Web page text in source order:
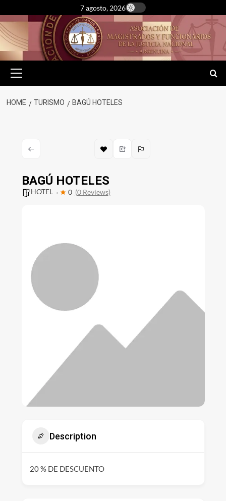
to
content
7 agosto, 2026
Menu
HOME TURISMO BAGÚ HOTELES
BAGÚ HOTELES
HOTEL 0 (0 Reviews)
Description
20 % DE DESCUENTO